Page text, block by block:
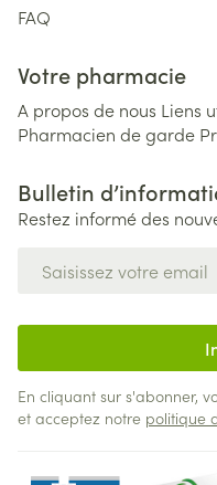
FAQ
Votre pharmacie
A propos de nous Liens
Pharmacien de garde
Bulletin
Restez informé des
En cliquant sur s'abonner,
et acceptez notre politique